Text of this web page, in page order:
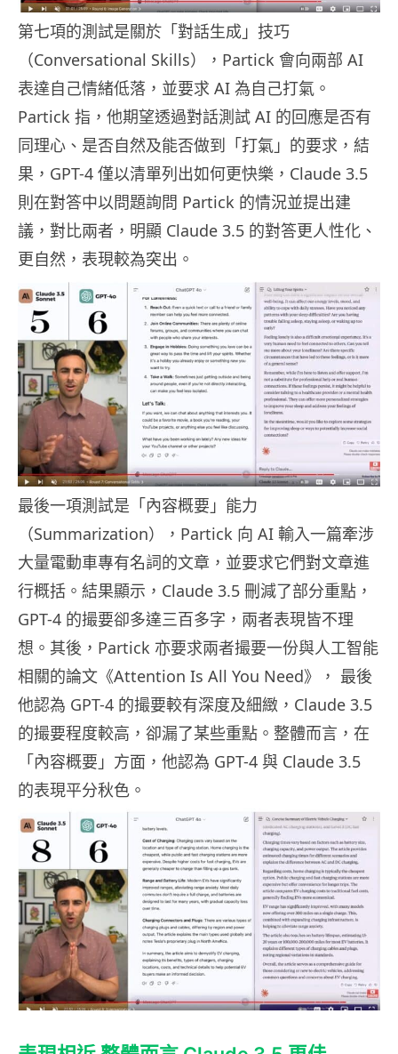
第七項的測試是關於「對話生成」技巧
（Conversational Skills），Partick 會向兩部 AI
表達自己情緒低落，並要求 AI 為自己打氣。
Partick 指，他期望透過對話測試 AI 的回應是否有
同理心、是否自然及能否做到「打氣」的要求，結
果，GPT-4 僅以清單列出如何更快樂，Claude 3.5
則在對答中以問題詢問 Partick 的情況並提出建
議，對比兩者，明顯 Claude 3.5 的對答更人性化、
更自然，表現較為突出。
最後一項測試是「內容概要」能力
（Summarization），Partick 向 AI 輸入一篇牽涉
大量電動車專有名詞的文章，並要求它們對文章進
行概括。結果顯示，Claude 3.5 刪減了部分重點，
GPT-4 的撮要卻多達三百多字，兩者表現皆不理
想。其後，Partick 亦要求兩者撮要一份與人工智能
相關的論文《Attention Is All You Need》， 最後
他認為 GPT-4 的撮要較有深度及細緻，Claude 3.5
的撮要程度較高，卻漏了某些重點。整體而言，在
「內容概要」方面，他認為 GPT-4 與 Claude 3.5
的表現平分秋色。